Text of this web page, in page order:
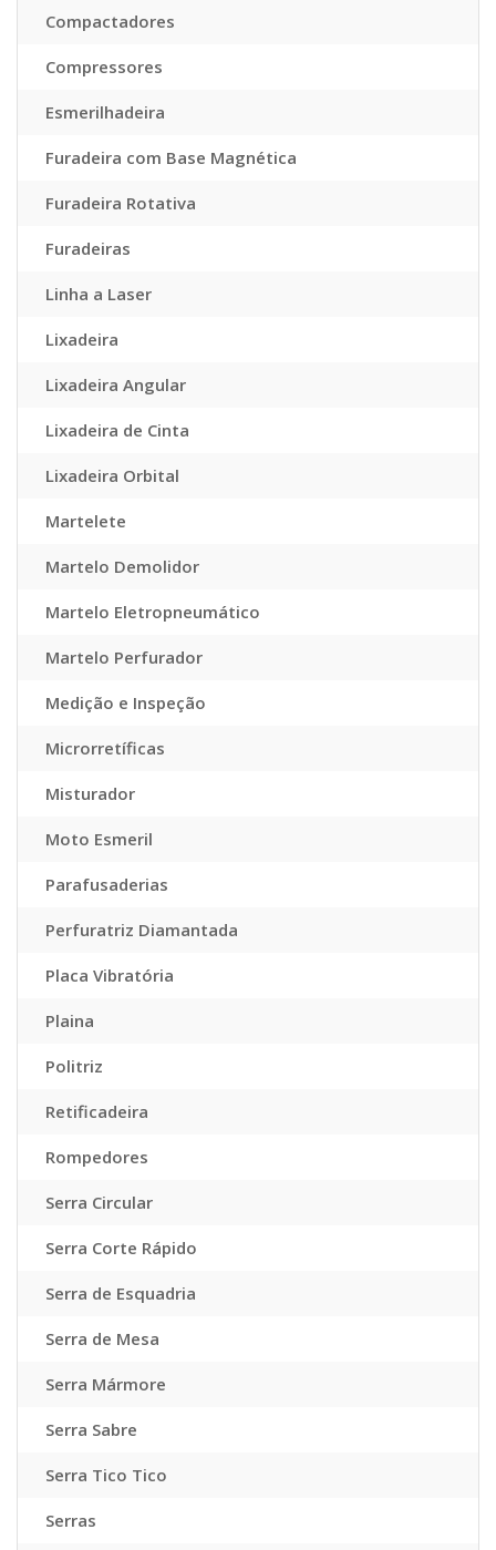
Compactadores
Compressores
Esmerilhadeira
Furadeira com Base Magnética
Furadeira Rotativa
Furadeiras
Linha a Laser
Lixadeira
Lixadeira Angular
Lixadeira de Cinta
Lixadeira Orbital
Martelete
Martelo Demolidor
Martelo Eletropneumático
Martelo Perfurador
Medição e Inspeção
Microrretíficas
Misturador
Moto Esmeril
Parafusaderias
Perfuratriz Diamantada
Placa Vibratória
Plaina
Politriz
Retificadeira
Rompedores
Serra Circular
Serra Corte Rápido
Serra de Esquadria
Serra de Mesa
Serra Mármore
Serra Sabre
Serra Tico Tico
Serras